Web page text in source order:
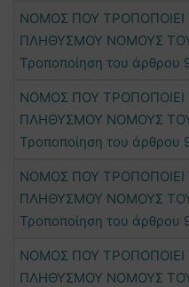
ΝΟΜΟΣ ΠΟΥ ΤΡΟΠΟΠΟΙΕΙ
ΠΛΗΘΥΣΜΟΥ ΝΟΜΟΥΣ
Τροποποίηση του άρθρου
ΝΟΜΟΣ ΠΟΥ ΤΡΟΠΟΠΟΙΕΙ
ΠΛΗΘΥΣΜΟΥ ΝΟΜΟΥΣ
Τροποποίηση του άρθρου
ΝΟΜΟΣ ΠΟΥ ΤΡΟΠΟΠΟΙΕΙ
ΠΛΗΘΥΣΜΟΥ ΝΟΜΟΥΣ
Τροποποίηση του άρθρου
ΝΟΜΟΣ ΠΟΥ ΤΡΟΠΟΠΟΙΕΙ
ΠΛΗΘΥΣΜΟΥ ΝΟΜΟΥΣ ΤΟΥ